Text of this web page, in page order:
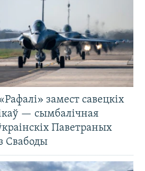
замест савецкіх
— сымбалічная
Паветраных
Свабоды